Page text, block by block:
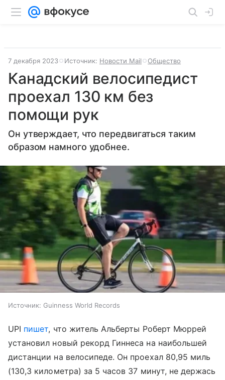
7 декабря 2023 Источник: Новости Mail Общество
Канадский велосипедист
проехал 130 км без
помощи рук
Он утверждает, что передвигаться таким
образом намного удобнее.
Источник: Guinness World Records
UPI пишет, что житель Альберты Роберт Мюррей
установил новый рекорд Гиннеса на наибольшей
дистанции на велосипеде. Он проехал 80,95 миль
(130,3 километра) за 5 часов 37 минут, не держась